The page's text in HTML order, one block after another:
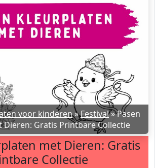
voor kinderen»Festival»Pasen
Dieren: Gratis Printbare Collectie
met Dieren: Gratis
Collectie